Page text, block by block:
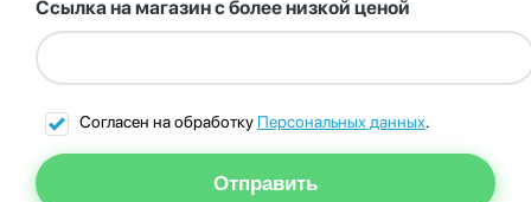
Ссылка на магазин с более низкой ценой
Согласен на обработку Персональных данных.
Отправить